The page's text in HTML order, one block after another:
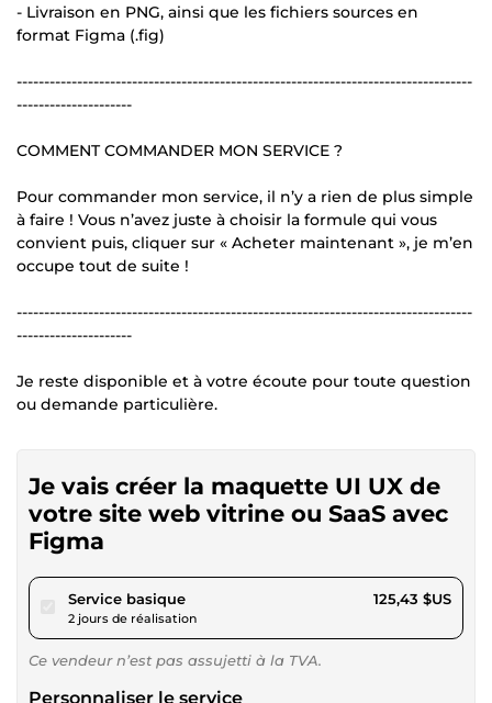
- Livraison en PNG, ainsi que les fichiers sources en
format Figma (.fig)
-----------------------------------------------------------------------------------
---------------------
COMMENT COMMANDER MON SERVICE ?
Pour commander mon service, il n’y a rien de plus simple
à faire ! Vous n’avez juste à choisir la formule qui vous
convient puis, cliquer sur « Acheter maintenant », je m’en
occupe tout de suite !
-----------------------------------------------------------------------------------
---------------------
Je reste disponible et à votre écoute pour toute question
ou demande particulière.
Je vais créer la maquette UI UX de
votre site web vitrine ou SaaS avec
Figma
Service basiquepour 115,60 $US
2 jours de réalisation
125,43 $US
Ce vendeur n’est pas assujetti à la TVA.
Personnaliser le service